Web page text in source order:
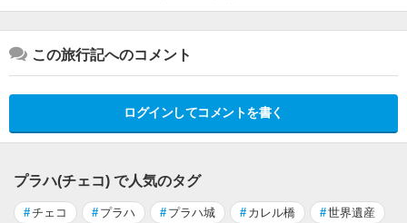
この旅行記へのコメント
ログインしてコメントを書く
プラハ(チェコ) で人気のタグ
#チェコ # プラハ # プラハ城 # カレル橋 #世界遺産